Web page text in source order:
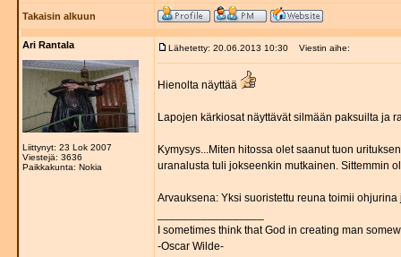
Takaisin alkuun
Ari Rantala
Liittynyt: 23 Lok 2007
Viestejä: 3636
Paikkakunta: Nokia
Lähetetty: 20.06.2013 10:30 Viestin aihe:
Hienolta näyttää
Lapojen kärkiosat näyttävät silmään paksuilta ja
Kymysys...Miten hitossa olet saanut tuon
uranalusta tuli jokseenkin mutkainen. Sittemmin
Arvauksena: Yksi suoristettu reuna toimii
I sometimes think that God in creating man
-Oscar Wilde-